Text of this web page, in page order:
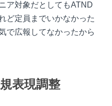
ア対象だとしてもATND
ど定員までいかなかった
で広報してなかったから
表現調整